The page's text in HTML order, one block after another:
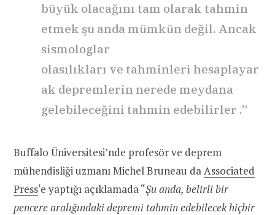
büyük olacağını tam olarak tahmin
etmek şu anda mümkün değil. Ancak
sismologlar
olasılıkları ve tahminleri hesaplayar
ak depremlerin nerede meydana
gelebileceğini tahmin edebilirler .”
Buffalo Üniversitesi’nde profesör ve deprem
mühendisliği uzmanı Michel Bruneau daAssociated
Press‘e yaptığı açıklamada “Şu anda, belirli bir
pencere aralığındaki depremi tahmin edebilecek hiçbir